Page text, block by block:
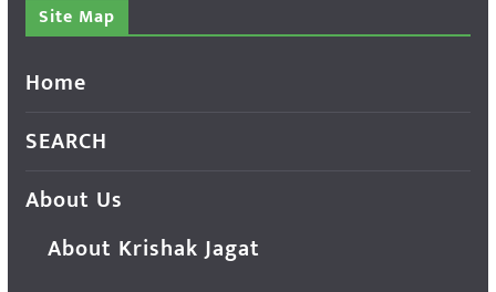
Site Map
Home
SEARCH
About Us
About Krishak Jagat